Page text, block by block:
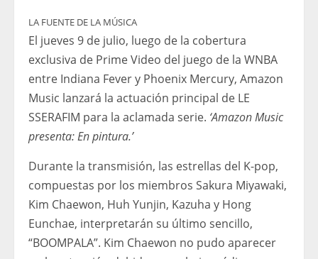
LA FUENTE DE LA MÚSICA
El jueves 9 de julio, luego de la cobertura
exclusiva de Prime Video del juego de la WNBA
entre Indiana Fever y Phoenix Mercury, Amazon
Music lanzará la actuación principal de LE
SSERAFIM para la aclamada serie. ‘Amazon Music
presenta: En pintura.’
Durante la transmisión, las estrellas del K-pop,
compuestas por los miembros Sakura Miyawaki,
Kim Chaewon, Huh Yunjin, Kazuha y Hong
Eunchae, interpretarán su último sencillo,
“BOOMPALA”. Kim Chaewon no pudo aparecer